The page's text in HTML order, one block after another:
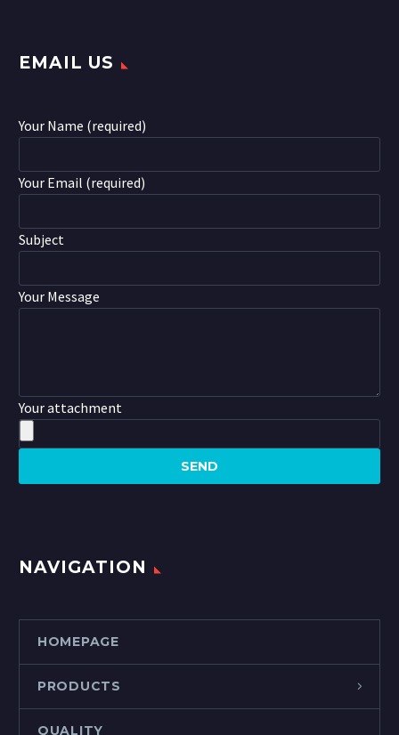
EMAIL US
Your Name (required)
Your Email (required)
Subject
Your Message
Your attachment
NAVIGATION
HOMEPAGE
PRODUCTS
QUALITY